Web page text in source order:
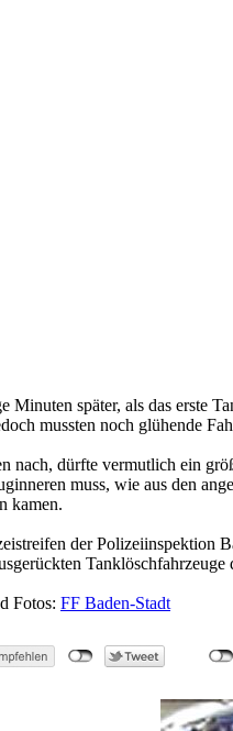
Minuten später, als das erste
mussten noch glühende
nach, dürfte vermutlich ein
muss, wie aus den
kamen.
der Polizeiinspektion
Fotos: FF Baden-Stadt